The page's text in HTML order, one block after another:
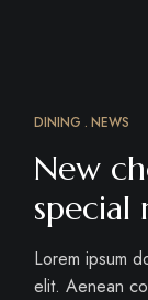
MÁRC
18
DINING NEWS
New
special
Lorem ipsum
elit. Aenean